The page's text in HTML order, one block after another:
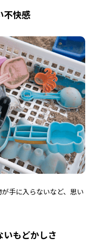
不快感
手に入らないなど、思い
もどかしさ